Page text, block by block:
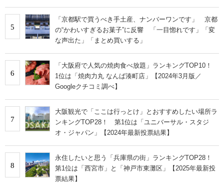
5
「京都駅で買うべき手土産、ナンバーワンです」 京都
の“かわいすぎるお菓子”に反響 「一目惚れです」「変
な声出た」「まとめ買いする」
6
「大阪府で人気の焼肉食べ放題」ランキングTOP10！
1位は「焼肉力丸 なんば湊町店」【2024年3月版／
Googleクチコミ調べ】
7
大阪観光で「ここは行っとけ」とおすすめしたい場所ラ
ンキングTOP28！ 第1位は「ユニバーサル・スタジ
オ・ジャパン」【2024年最新投票結果】
8
永住したいと思う「兵庫県の街」ランキングTOP28！
第1位は「西宮市」と「神戸市東灘区」【2025年最新投
票結果】